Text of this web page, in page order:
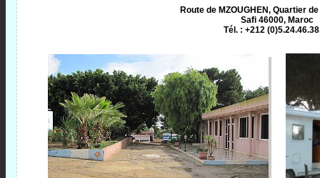
Route de MZOUGHEN, Quartier
Safi 46000, Maroc
Tél. : +212